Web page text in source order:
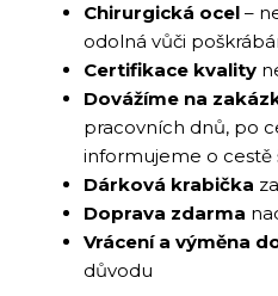
Chirurgická ocel –
odolná vůči
Certifikace kvality
Dovážíme na
pracovních dnů, po
informujeme o cestě
Dárková krabička
Doprava zdarma
Vrácení a výměna
důvodu